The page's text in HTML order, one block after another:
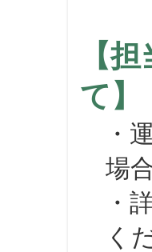
【
て】
・運
場
・
く